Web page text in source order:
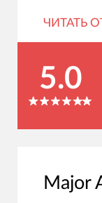
ЧИТАТЬ
5.0
Major